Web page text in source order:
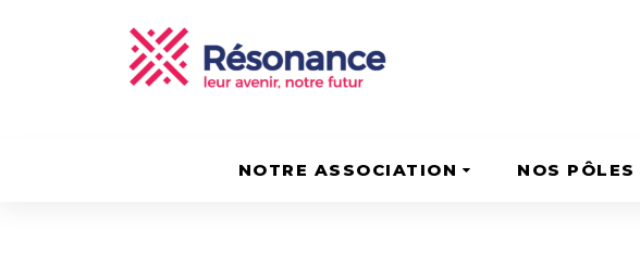
NOTRE ASSOCIATION NOS PÔLES